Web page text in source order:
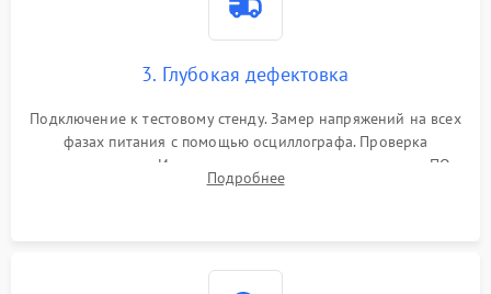
3. Глубокая дефектовка
Подключение к тестовому стенду. Замер напряжений на всех
фазах питания с помощью осциллографа. Проверка
инициализации. Использование специализированного ПО
MATS
Подробнее